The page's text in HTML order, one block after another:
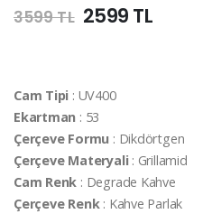
3599 TL 2599 TL
Cam Tipi : UV400
Ekartman : 53
Çerçeve Formu : Dikdörtgen
Çerçeve Materyali: Grillamid
Cam Renk : Degrade Kahve
Çerçeve Renk: Kahve Parlak